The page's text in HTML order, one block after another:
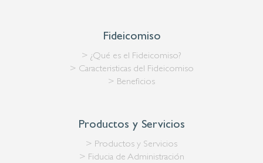
Fideicomiso
> ¿Qué es el Fideicomiso?
> Caracteristicas del Fideicomiso
> Beneficios
Productos y Servicios
> Productos y Servicios
> Fiducia de Administración